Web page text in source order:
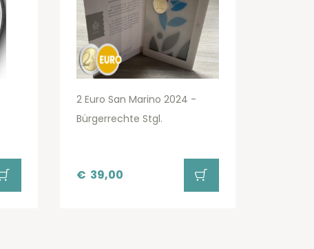
2 Euro San Marino 2024 -
Bürgerrechte Stgl.
€ 39,00